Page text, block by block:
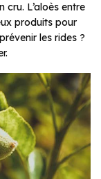
L’aloès entre
produits pour
les rides ?